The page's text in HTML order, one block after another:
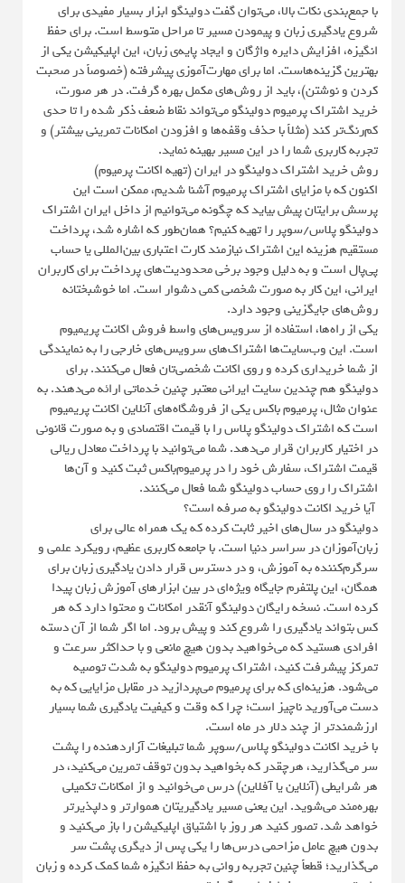
با جمع‌بندی نکات بالا، می‌توان گفت دولینگو ابزار بسیار مفیدی برای
شروع یادگیری زبان و پیمودن مسیر تا مراحل متوسط است. برای حفظ
انگیزه، افزایش دایره واژگان و ایجاد پایه‌ی زبان، این اپلیکیشن یکی از
بهترین گزینه‌هاست. اما برای مهارت‌آموزی پیشرفته (خصوصاً در صحبت
کردن و نوشتن)، باید از روش‌های مکمل بهره گرفت. در هر صورت،
خرید اشتراک پرمیوم دولینگو می‌تواند نقاط ضعف ذکر شده را تا حدی
کم‌رنگ‌تر کند (مثلاً با حذف وقفه‌ها و افزودن امکانات تمرینی بیشتر) و
تجربه کاربری شما را در این مسیر بهینه نماید.
روش خرید اشتراک دولینگو در ایران (تهیه اکانت پرمیوم)
اکنون که با مزایای اشتراک پرمیوم آشنا شدیم، ممکن است این
پرسش برایتان پیش بیاید که چگونه می‌توانیم از داخل ایران اشتراک
دولینگو پلاس/سوپر را تهیه کنیم؟ همان‌طور که اشاره شد، پرداخت
مستقیم هزینه این اشتراک نیازمند کارت اعتباری بین‌المللی یا حساب
پی‌پال است و به دلیل وجود برخی محدودیت‌های پرداخت برای کاربران
ایرانی، این کار به صورت شخصی کمی دشوار است. اما خوشبختانه
روش‌های جایگزینی وجود دارد.
یکی از راه‌ها، استفاده از سرویس‌های واسط فروش اکانت پریمیوم
است. این وب‌سایت‌ها اشتراک‌های سرویس‌های خارجی را به نمایندگی
از شما خریداری کرده و روی اکانت شخصی‌تان فعال می‌کنند. برای
دولینگو هم چندین سایت ایرانی معتبر چنین خدماتی ارائه می‌دهند. به
عنوان مثال، پرمیوم باکس یکی از فروشگاه‌های آنلاین اکانت پریمیوم
است که اشتراک دولینگو پلاس را با قیمت اقتصادی و به صورت قانونی
در اختیار کاربران قرار می‌دهد. شما می‌توانید با پرداخت معادل ریالی
قیمت اشتراک، سفارش خود را در پرمیوم‌باکس ثبت کنید و آن‌ها
اشتراک را روی حساب دولینگو شما فعال می‌کنند.
آیا خرید اکانت دولینگو به صرفه است؟
دولینگو در سال‌های اخیر ثابت کرده که یک همراه عالی برای
زبان‌آموزان در سراسر دنیا است. با جامعه کاربری عظیم، رویکرد علمی و
سرگرم‌کننده به آموزش، و در دسترس قرار دادن یادگیری زبان برای
همگان، این پلتفرم جایگاه ویژه‌ای در بین ابزارهای آموزش زبان پیدا
کرده است. نسخه رایگان دولینگو آنقدر امکانات و محتوا دارد که هر
کس بتواند یادگیری را شروع کند و پیش برود. اما اگر شما از آن دسته
افرادی هستید که می‌خواهید بدون هیچ مانعی و با حداکثر سرعت و
تمرکز پیشرفت کنید، اشتراک پرمیوم دولینگو به شدت توصیه
می‌شود. هزینه‌ای که برای پرمیوم می‌پردازید در مقابل مزایایی که به
دست می‌آورید ناچیز است؛ چرا که وقت و کیفیت یادگیری شما بسیار
ارزشمندتر از چند دلار در ماه است.
با خرید اکانت دولینگو پلاس/سوپر شما تبلیغات آزاردهنده را پشت
سر می‌گذارید، هرچقدر که بخواهید بدون توقف تمرین می‌کنید، در
هر شرایطی (آنلاین یا آفلاین) درس می‌خوانید و از امکانات تکمیلی
بهره‌مند می‌شوید. این یعنی مسیر یادگیریتان هموارتر و دلپذیرتر
خواهد شد. تصور کنید هر روز با اشتیاق اپلیکیشن را باز می‌کنید و
بدون هیچ عامل مزاحمی درس‌ها را یکی پس از دیگری پشت سر
می‌گذارید؛ قطعاً چنین تجربه روانی به حفظ انگیزه شما کمک کرده و زبان